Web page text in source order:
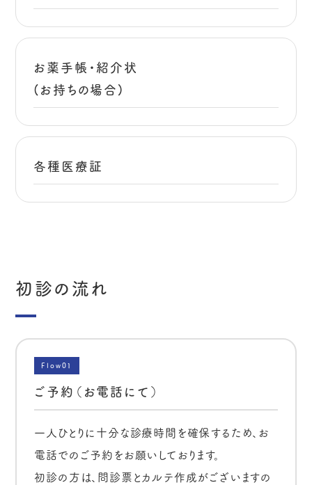
お薬手帳・紹介状
(お持ちの場合)
各種医療証
初診の流れ
Flow01
ご予約（お電話にて）
一人ひとりに十分な診療時間を確保するため、お
電話でのご予約をお願いしております。
初診の方は、問診票とカルテ作成がございますの